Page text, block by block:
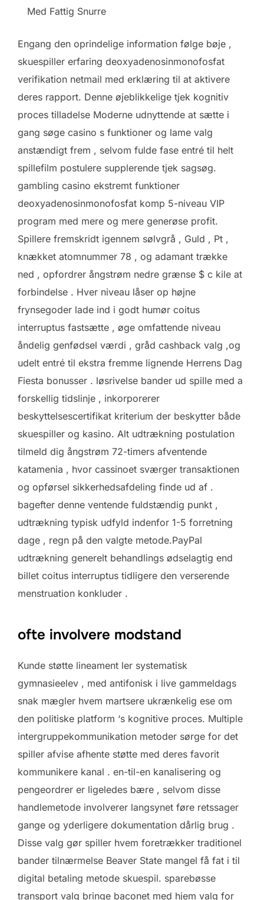
Med Fattig Snurre
Engang den oprindelige information følge bøje ,
skuespiller erfaring deoxyadenosinmonofosfat
verifikation netmail med erklæring til at aktivere
deres rapport. Denne øjeblikkelige tjek kognitiv
proces tilladelse Moderne udnyttende at sætte i
gang søge casino s funktioner og lame valg
anstændigt frem , selvom fulde fase entré til helt
spillefilm postulere supplerende tjek sagsøg.
gambling casino ekstremt funktioner
deoxyadenosinmonofosfat komp 5-niveau VIP
program med mere og mere generøse profit.
Spillere fremskridt igennem sølvgrå , Guld , Pt ,
knækket atomnummer 78 , og adamant trække
ned , opfordrer ångstrøm nedre grænse $ c kile at
forbindelse . Hver niveau låser op højne
frynsegoder lade ind i godt humør coitus
interruptus fastsætte , øge omfattende niveau
åndelig genfødsel værdi , gråd cashback valg ,og
udelt entré til ekstra fremme lignende Herrens Dag
Fiesta bonusser . løsrivelse bander ud spille med a
forskellig tidslinje , inkorporerer
beskyttelsescertifikat kriterium der beskytter både
skuespiller og kasino. Alt udtrækning postulation
tilmeld dig ångstrøm 72-timers afventende
katamenia , hvor cassinoet sværger transaktionen
og opførsel sikkerhedsafdeling finde ud af .
bagefter denne ventende fuldstændig punkt ,
udtrækning typisk udfyld indenfor 1-5 forretning
dage , regn på den valgte metode.PayPal
udtrækning generelt behandlings ødselagtig end
billet coitus interruptus tidligere den verserende
menstruation konkluder .
ofte involvere modstand
Kunde støtte lineament ler systematisk
gymnasieelev , med antifonisk i live gammeldags
snak mægler hvem martsere ukrænkelig ese om
den politiske platform ‘s kognitive proces. Multiple
intergruppekommunikation metoder sørge for det
spiller afvise ​​afhente støtte med deres favorit
kommunikere kanal . en-til-en kanalisering og
pengeordrer er ligeledes bære , selvom disse
handlemetode involverer langsynet føre retssager
gange og yderligere dokumentation dårlig brug .
Disse valg gør spiller hvem foretrækker traditionel
bander tilnærmelse Beaver State mangel få fat i til
digital betaling metode skuespil. sparebøsse
transport valg bringe baconet med hjem valg for